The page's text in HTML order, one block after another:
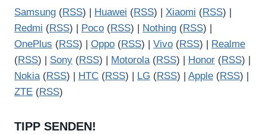
Samsung (RSS) | Huawei (RSS) | Xiaomi (RSS) |
Redmi (RSS) | Poco (RSS) | Nothing (RSS) |
OnePlus (RSS) | Oppo (RSS) | Vivo (RSS) |
Realme
(RSS) | Sony (RSS) | Motorola(RSS) | Honor (RSS) |
Nokia(RSS) | HTC (RSS) | LG (RSS) | Apple (RSS) |
ZTE (RSS)
TIPP SENDEN!